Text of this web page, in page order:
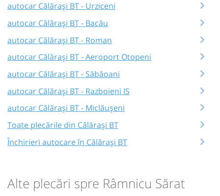
autocar Călărași BT - Urziceni
autocar Călărași BT - Bacău
autocar Călărași BT - Roman
autocar Călărași BT - Aeroport Otopeni
autocar Călărași BT - Săbăoani
autocar Călărași BT - Razboieni IS
autocar Călărași BT - Miclăușeni
Toate plecările din Călărași BT
Închirieri autocare în Călărași BT
Alte plecări spre Râmnicu Sărat